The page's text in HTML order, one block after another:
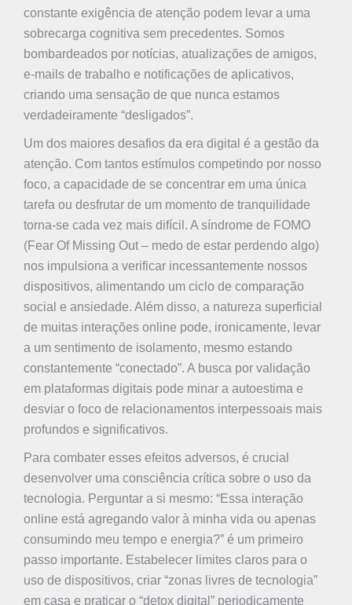
constante exigência de atenção podem levar a uma
sobrecarga cognitiva sem precedentes. Somos
bombardeados por notícias, atualizações de amigos,
e-mails de trabalho e notificações de aplicativos,
criando uma sensação de que nunca estamos
verdadeiramente “desligados”.
Um dos maiores desafios da era digital é a gestão da
atenção. Com tantos estímulos competindo por nosso
foco, a capacidade de se concentrar em uma única
tarefa ou desfrutar de um momento de tranquilidade
torna-se cada vez mais difícil. A síndrome de FOMO
(Fear Of Missing Out – medo de estar perdendo algo)
nos impulsiona a verificar incessantemente nossos
dispositivos, alimentando um ciclo de comparação
social e ansiedade. Além disso, a natureza superficial
de muitas interações online pode, ironicamente, levar
a um sentimento de isolamento, mesmo estando
constantemente “conectado”. A busca por validação
em plataformas digitais pode minar a autoestima e
desviar o foco de relacionamentos interpessoais mais
profundos e significativos.
Para combater esses efeitos adversos, é crucial
desenvolver uma consciência crítica sobre o uso da
tecnologia. Perguntar a si mesmo: “Essa interação
online está agregando valor à minha vida ou apenas
consumindo meu tempo e energia?” é um primeiro
passo importante. Estabelecer limites claros para o
uso de dispositivos, criar “zonas livres de tecnologia”
em casa e praticar o “detox digital” periodicamente